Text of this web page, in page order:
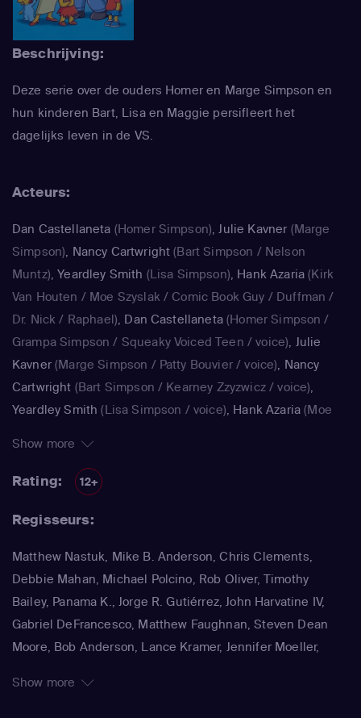
Beschrijving:
Deze serie over de ouders Homer en Marge Simpson en
hun kinderen Bart, Lisa en Maggie persifleert het
dagelijks leven in de VS.
Acteurs:
Dan Castellaneta (Homer Simpson),Julie Kavner (Marge
Simpson), Nancy Cartwright (Bart Simpson / Nelson
Muntz),Yeardley Smith (Lisa Simpson), Hank Azaria (Kirk
Van Houten / Moe Szyslak / Comic Book Guy / Duffman /
Dr. Nick / Raphael), Dan Castellaneta(Homer Simpson /
Grampa Simpson / Squeaky Voiced Teen / voice), Julie
Kavner(Marge Simpson / Patty Bouvier / voice), Nancy
Cartwright (Bart Simpson / Kearney Zzyzwicz / voice),
Yeardley Smith (Lisa Simpson / voice), Hank Azaria (Moe
Castellaneta(Homer Simpson / Kodos)
(Bart Simpson)
Houten / Clancy Wiggum / Snake Jailbird / Maximilian von
(Marge Simpson / Patty Bouvier / Selma
Bouvier)
Nancy Cartwright
(Cletus Spuckler / Kirk Van
Comic Book Guy)
Show more
Rating: 12+
Regisseurs:
Matthew Nastuk, Mike B. Anderson, Chris Clements,
Debbie Mahan, Michael Polcino, Rob Oliver, Timothy
Bailey, Panama K., Jorge R. Gutiérrez, John Harvatine IV,
Gabriel DeFrancesco, Matthew Faughnan, Steven Dean
Moore, Bob Anderson, Lance Kramer, Jennifer Moeller,
Show more